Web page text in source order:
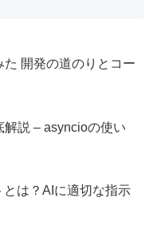
開発の道のりとコー
説 – asyncioの使い
とは？AIに適切な指示